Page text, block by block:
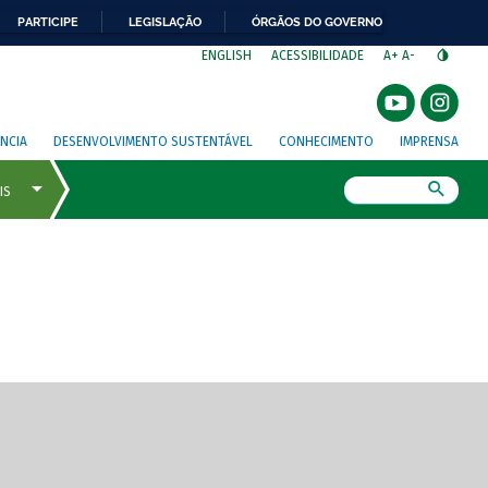
PARTICIPE LEGISLAÇÃO ÓRGÃOS DO GOVERNO
ENGLISH ACESSIBILIDADE A+ A-
DESENVOLVIMENTO SUSTENTÁVEL CONHECIMENTO IMPRENSA
de tela